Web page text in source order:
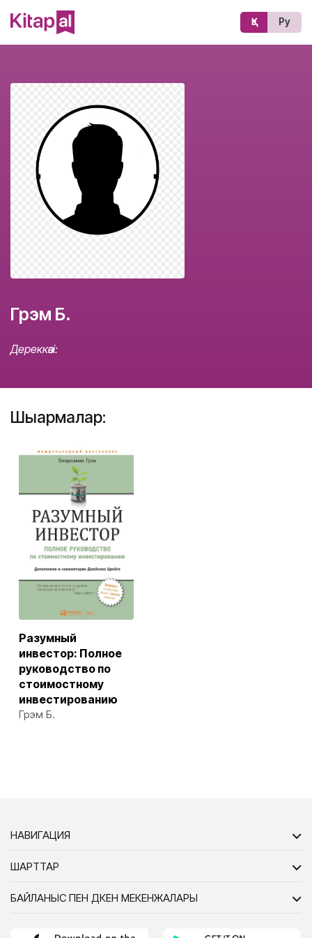
Қз Ру
Грэм Б.
Дереккөзі:
Шығармалар:
Разумный
инвестор: Полное
руководство по
стоимостному
инвестированию
Грэм Б.
НАВИГАЦИЯ
ШАРТТАР
БАЙЛАНЫС ПЕН ДҮКЕН МЕКЕНЖАЛАРЫ